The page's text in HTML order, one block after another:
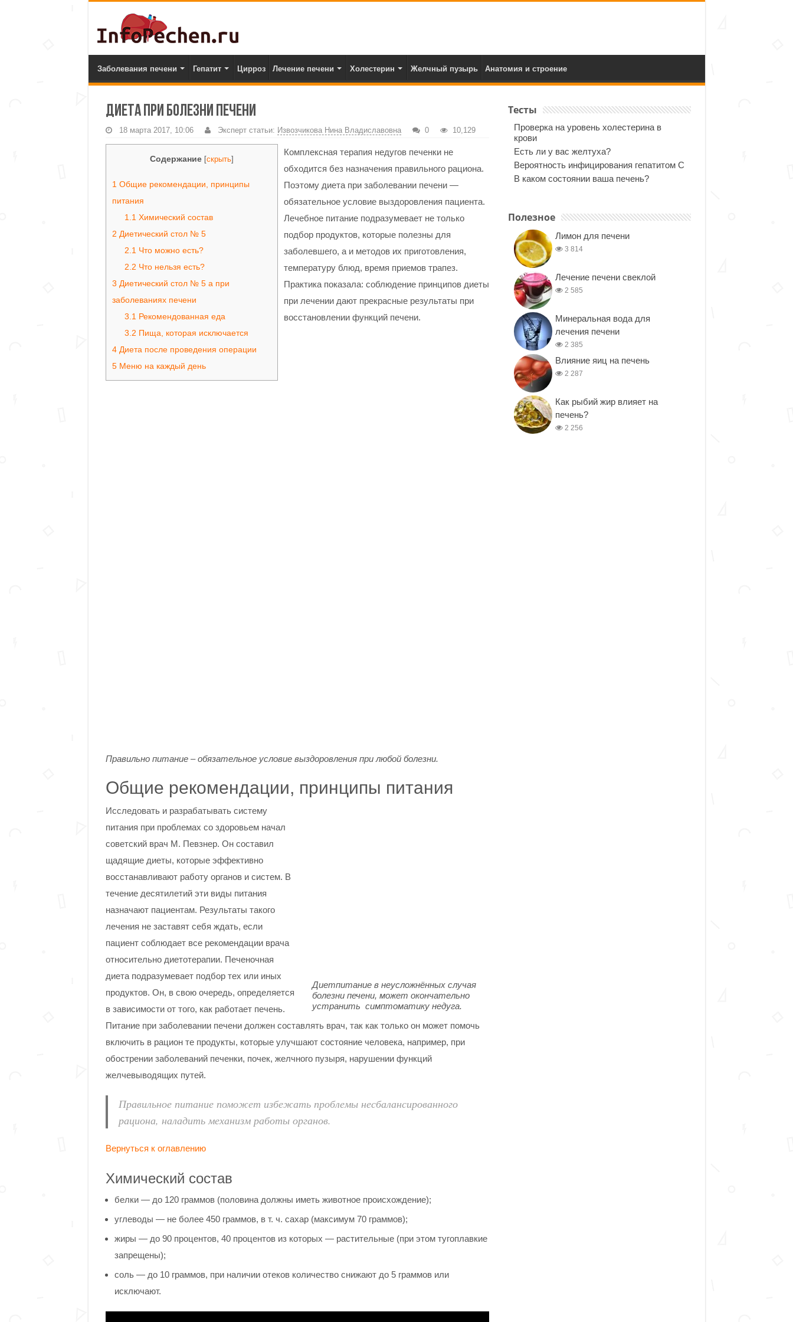
Заболевания печени Гепатит Цирроз Лечение печени Холестерин Желчный пузырь Анатомия и строение
Диета при болезни печени
18 марта 2017, 10:06 Эксперт статьи: Извозчикова Нина Владиславовна 0 10,129
Содержание [скрыть]
1Общие рекомендации, принципы
питания
1.1Химический состав
2 Диетический стол № 5
2.1Что можно есть?
2.2 Что нельзя есть?
3 Диетический стол № 5 а при
заболеваниях печени
3.1Рекомендованная еда
3.2 Пища, которая исключается
4Диета после проведения операции
5Меню на каждый день
Комплексная терапия недугов печенки не
обходится без назначения правильного рациона.
Поэтому диета при заболевании печени —
обязательное условие выздоровления пациента.
Лечебное питание подразумевает не только
подбор продуктов, которые полезны для
заболевшего, а и методов их приготовления,
температуру блюд, время приемов трапез.
Практика показала: соблюдение принципов диеты
при лечении дают прекрасные результаты при
восстановлении функций печени.
Правильно питание – обязательное условие выздоровления при любой болезни.
Общие рекомендации, принципы питания
Диетпитание в неусложнённых случая
болезни печени, может окончательно
устранить симптоматику недуга.
Исследовать и разрабатывать систему
питания при проблемах со здоровьем начал
советский врач М. Певзнер. Он составил
щадящие диеты, которые эффективно
восстанавливают работу органов и систем. В
течение десятилетий эти виды питания
назначают пациентам. Результаты такого
лечения не заставят себя ждать, если
пациент соблюдает все рекомендации врача
относительно диетотерапии. Печеночная
диета подразумевает подбор тех или иных
продуктов. Он, в свою очередь, определяется
в зависимости от того, как работает печень.
Питание при заболевании печени должен составлять врач, так как только он может помочь
включить в рацион те продукты, которые улучшают состояние человека, например, при
обострении заболеваний печенки, почек, желчного пузыря, нарушении функций
желчевыводящих путей.
Правильное питание поможет избежать проблемы несбалансированного
рациона, наладить механизм работы органов.
Вернуться к оглавлению
Химический состав
белки — до 120 граммов (половина должны иметь животное происхождение);
углеводы — не более 450 граммов, в т. ч. сахар (максимум 70 граммов);
жиры — до 90 процентов, 40 процентов из которых — растительные (при этом тугоплавкие
запрещены);
соль — до 10 граммов, при наличии отеков количество снижают до 5 граммов или
исключают.
Тесты
Проверка на уровень холестерина в
крови
Есть ли у вас желтуха?
Вероятность инфицирования гепатитом С
В каком состоянии ваша печень?
Полезное
Лимон для печени
3 814
Лечение печени свеклой
2 585
Минеральная вода для
лечения печени
2 385
Влияние яиц на печень
2 287
Как рыбий жир влияет на
печень?
2 256